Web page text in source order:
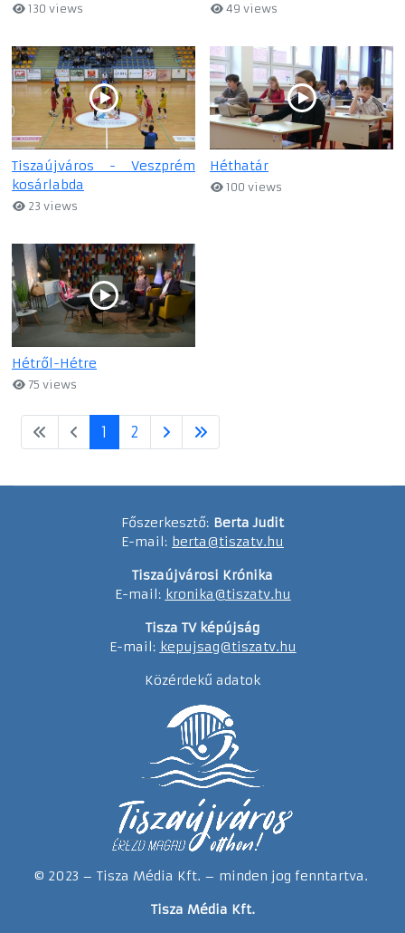
130 views 49 views
Tiszaújváros - Veszprém
kosárlabda
23 views
Héthatár
100 views
Hétről-Hétre
75 views
1 2
Főszerkesztő: Berta Judit
E-mail: berta@tiszatv.hu
Tiszaújvárosi Krónika
E-mail: kronika@tiszatv.hu
Tisza TV képújság
E-mail: kepujsag@tiszatv.hu
Közérdekű adatok
© 2023 – Tisza Média Kft. – minden jog fenntartva.
Tisza Média Kft.